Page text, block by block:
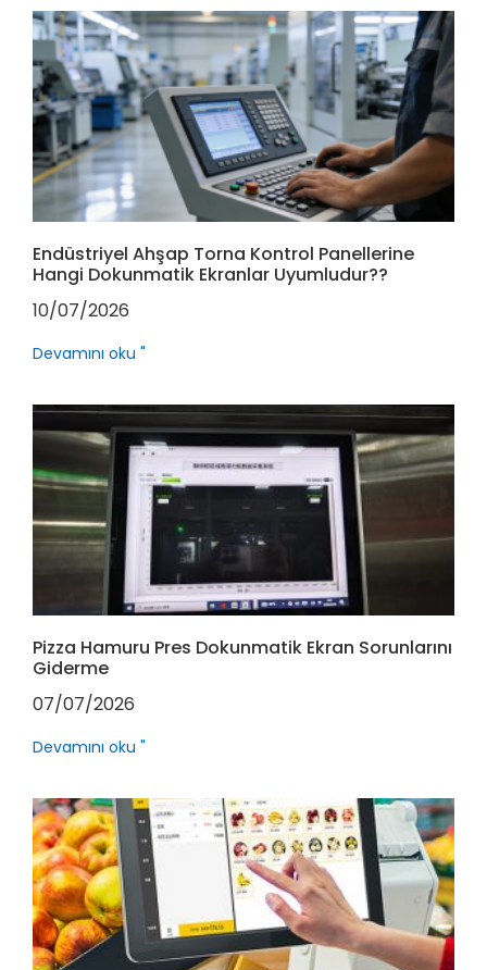
Endüstriyel Ahşap Torna Kontrol Panellerine
Hangi Dokunmatik Ekranlar Uyumludur??
10/07/2026
Devamını oku "
Pizza Hamuru Pres Dokunmatik Ekran Sorunlarını
Giderme
07/07/2026
Devamını oku "